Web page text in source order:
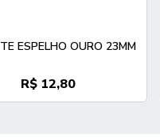
ESPELHO OURO 23MM
R$ 12,80